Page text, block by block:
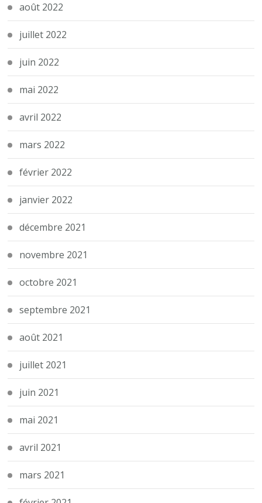
août 2022
juillet 2022
juin 2022
mai 2022
avril 2022
mars 2022
février 2022
janvier 2022
décembre 2021
novembre 2021
octobre 2021
septembre 2021
août 2021
juillet 2021
juin 2021
mai 2021
avril 2021
mars 2021